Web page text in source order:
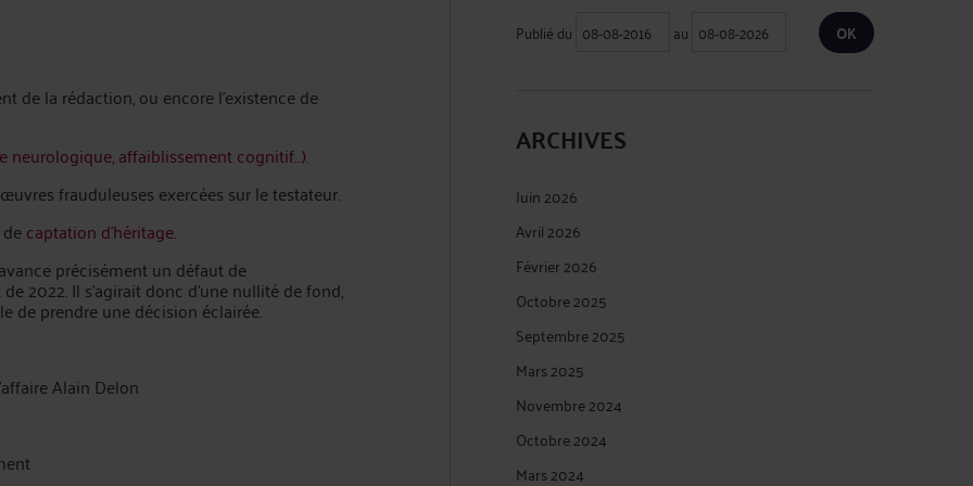
de la rédaction, ou encore l’existence de
neurologique, affaiblissement cognitif…).
frauduleuses exercées sur le testateur.
captation d’héritage.
précisément un défaut de
2022. Il s’agirait donc d’une nullité de fond,
de prendre une décision éclairée.
Alain Delon
Publié du au
ARCHIVES
Juin 2026
Avril 2026
Février 2026
Octobre 2025
Septembre 2025
Mars 2025
Novembre 2024
Octobre 2024
Mars 2024